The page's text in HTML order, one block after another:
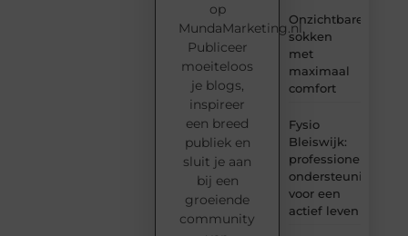
Onzichtbare
sokken
met
maximaal
comfort
Fysio
Bleiswijk:
professionele
ondersteuning
voor een
actief leven
op
MundaMarketing.nl.
Publiceer
moeiteloos
je blogs,
inspireer
een breed
publiek en
sluit je aan
bij een
groeiende
community